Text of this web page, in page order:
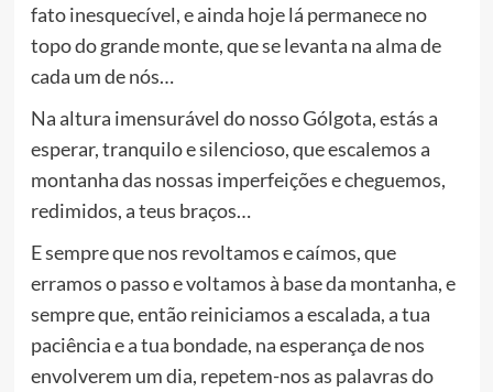
fato inesquecível, e ainda hoje lá permanece no
topo do grande monte, que se levanta na alma de
cada um de nós…
Na altura imensurável do nosso Gólgota, estás a
esperar, tranquilo e silencioso, que escalemos a
montanha das nossas imperfeições e cheguemos,
redimidos, a teus braços…
E sempre que nos revoltamos e caímos, que
erramos o passo e voltamos à base da montanha, e
sempre que, então reiniciamos a escalada, a tua
paciência e a tua bondade, na esperança de nos
envolverem um dia, repetem-nos as palavras do